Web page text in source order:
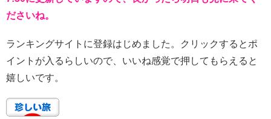
ださいね。
ランキングサイトに登録はじめました。クリックするとポ
イントが入るらしいので、いいね感覚で押してもらえると
嬉しいです。